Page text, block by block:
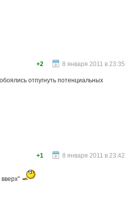
8 января 2011 в 23:35
+2
отпугнуть потенциальных
8 января 2011 в 23:42
+1